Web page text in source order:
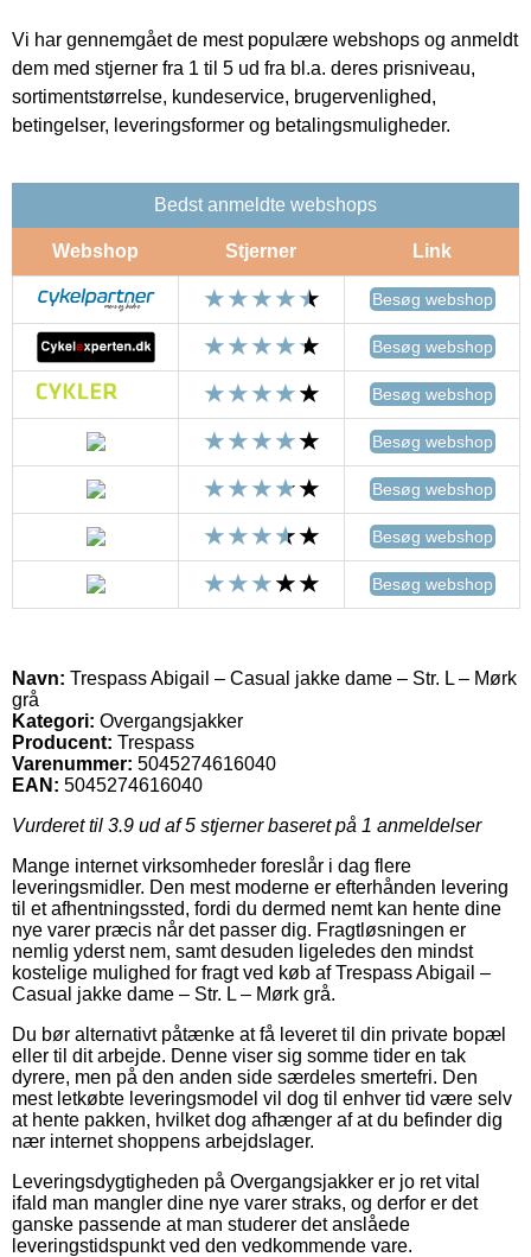
Vi har gennemgået de mest populære webshops og anmeldt
dem med stjerner fra 1 til 5 ud fra bl.a. deres prisniveau,
sortimentstørrelse, kundeservice, brugervenlighed,
betingelser, leveringsformer og betalingsmuligheder.
Bedst anmeldte webshops
Webshop Stjerner Link
Besøg webshop
Besøg webshop
Besøg webshop
Besøg webshop
Besøg webshop
Besøg webshop
Besøg webshop
Navn: Trespass Abigail – Casual jakke dame – Str. L – Mørk
grå
Kategori: Overgangsjakker
Producent: Trespass
Varenummer: 5045274616040
EAN: 5045274616040
Vurderet til 3.9 ud af 5 stjerner baseret på 1 anmeldelser
Mange internet virksomheder foreslår i dag flere
leveringsmidler. Den mest moderne er efterhånden levering
til et afhentningssted, fordi du dermed nemt kan hente dine
nye varer præcis når det passer dig. Fragtløsningen er
nemlig yderst nem, samt desuden ligeledes den mindst
kostelige mulighed for fragt ved køb af Trespass Abigail –
Casual jakke dame – Str. L – Mørk grå.
Du bør alternativt påtænke at få leveret til din private bopæl
eller til dit arbejde. Denne viser sig somme tider en tak
dyrere, men på den anden side særdeles smertefri. Den
mest letkøbte leveringsmodel vil dog til enhver tid være selv
at hente pakken, hvilket dog afhænger af at du befinder dig
nær internet shoppens arbejdslager.
Leveringsdygtigheden på Overgangsjakker er jo ret vital
ifald man mangler dine nye varer straks, og derfor er det
ganske passende at man studerer det anslåede
leveringstidspunkt ved den vedkommende vare.